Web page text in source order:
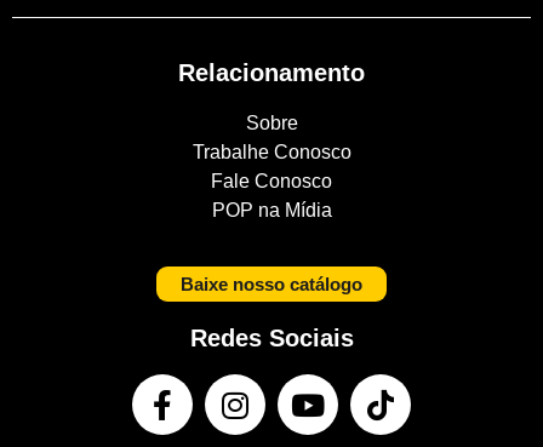
Relacionamento
Sobre
Trabalhe Conosco
Fale Conosco
POP na Mídia
Baixe nosso catálogo
Redes Sociais